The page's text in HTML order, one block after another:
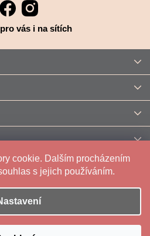
cookie. Dalším procházením
s jejich používáním.
vás i na sítích
|Upravilo